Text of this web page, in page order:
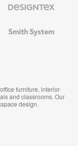
secteur
Textiles
Muraux
System
furniture, interior
and classrooms. Our
design.